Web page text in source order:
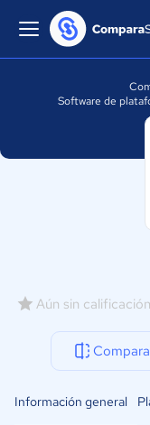
Software de
Aún sin calificación
Información general